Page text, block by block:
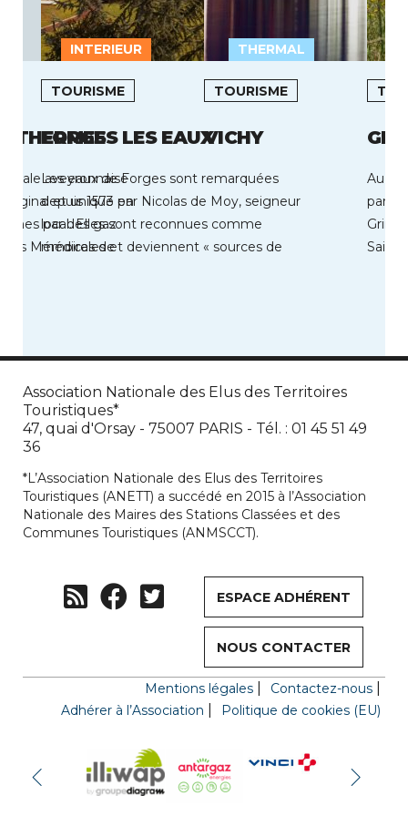
INTERIEUR
THERMES
aveyronnaise
et unique en
par des gaz
Mémoires de
THERMAL
TOURISME
FORGES LES EAUX
Les eaux de Forges sont remarquées
depuis 1573 par Nicolas de Moy, seigneur
local. Elles sont reconnues comme
médicales et deviennent « sources de
TOURISME
VICHY
Au
par
Saint
Association Nationale des Elus des Territoires
Touristiques*
47, quai d'Orsay - 75007 PARIS - Tél. : 01 45 51 49
36
*L’Association Nationale des Elus des Territoires
Touristiques (ANETT) a succédé en 2015 à l’Association
Nationale des Maires des Stations Classées et des
Communes Touristiques (ANMSCCT).
ESPACE ADHÉRENT
NOUS CONTACTER
Mentions légales
Contactez-nous
Adhérer à l’Association
Politique de cookies (EU)